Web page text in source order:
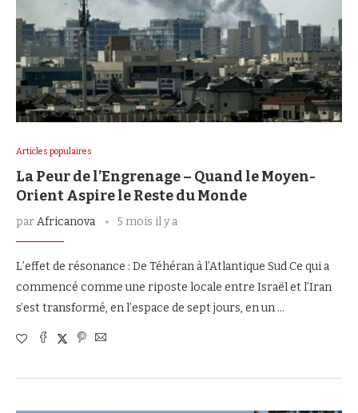
Articles populaires
La Peur de l’Engrenage – Quand le Moyen-
Orient Aspire le Reste du Monde
parAfricanova 5 mois il y a
L’effet de résonance : De Téhéran à l’Atlantique Sud Ce qui a
commencé comme une riposte locale entre Israël et l’Iran
s’est transformé, en l’espace de sept jours, en un …